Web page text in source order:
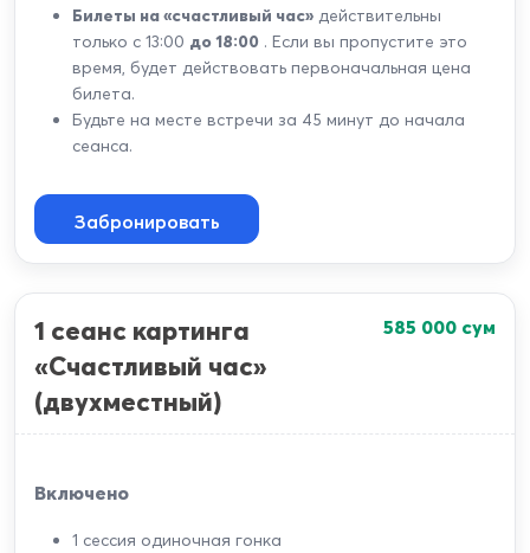
Билеты на «счастливый час» действительны
только с 13:00 до 18:00 . Если вы пропустите это
время, будет действовать первоначальная цена
билета.
Будьте на месте встречи за 45 минут до начала
сеанса.
Забронировать
1 сеанс картинга
«Счастливый час»
(двухместный)
585 000 сум
Включено
1 сессия одиночная гонка